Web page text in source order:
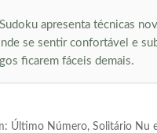
apresenta técnicas
se sentir confortável e
ficarem fáceis demais.
Último Número, Solitário Nu